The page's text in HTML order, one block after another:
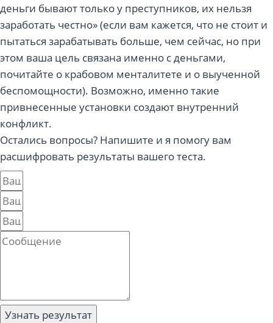
деньги бывают только у преступников, их нельзя
заработать честно» (если вам кажется, что не стоит и
пытаться зарабатывать больше, чем сейчас, но при
этом ваша цель связана именно с деньгами,
почитайте о крабовом менталитете и о выученной
беспомощности). Возможно, именно такие
привнесенные установки создают внутренний
конфликт.
Остались вопросы? Напишите и я помогу вам
расшифровать результаты вашего теста.
Узнать результат